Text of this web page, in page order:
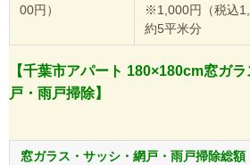
00円）
※1,000円（税込
約5平米分
【千葉市アパート 180×180cm窓ガ
戸・雨戸掃除】
窓ガラス・サッシ・網戸・雨戸掃除総